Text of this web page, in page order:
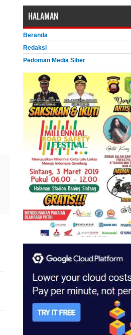
HALAMAN
Beranda
Redaksi
Pedoman Media Siber